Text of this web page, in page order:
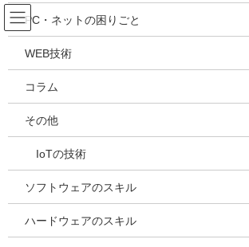
コ
ン
テ
ツ
ス
ッ
ナ
ビ
ゲ
シ
ン
移
吉川万能ＩＴ研究所
メディア
HOME
2021年4月15日
20210414101909
PC・ネットの困りごと
WEB技術
コラム
その他
IoTの技術
ソフトウェアのスキル
ハードウェアのスキル